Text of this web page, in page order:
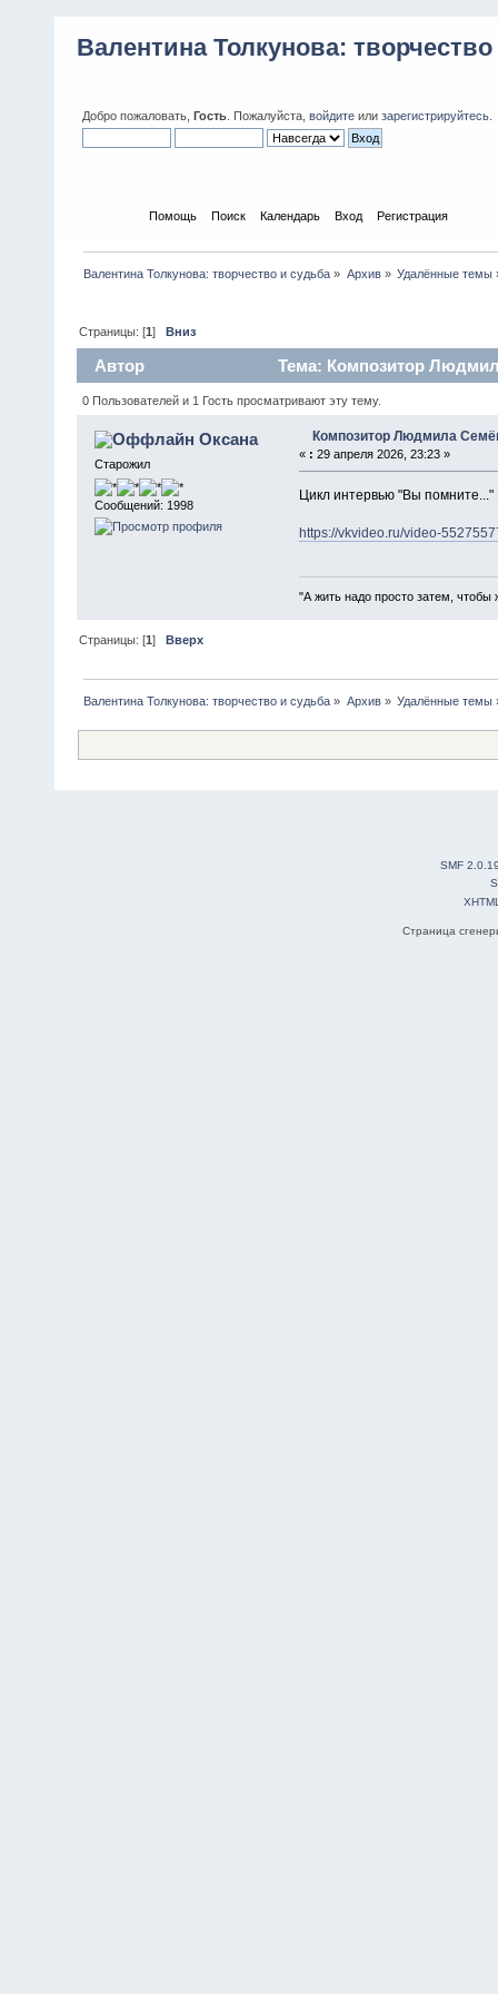
Валентина Толкунова:
Добро пожаловать, Гость . Пожалуйста, войдите или зарегистрируйтесь
Помощь Поиск Календарь Вход Регистрация
Валентина Толкунова: творчество и судьба » Архив» Удалённые темы
Страницы: [1]Вниз
Автор Тема: Композитор
0 Пользователей и 1 Гость просматривают эту тему.
Оксана
Старожил
Сообщений: 1998
Композитор Людмила
« : 29 апреля 2026, 23:23 »
Цикл интервью "Вы
https://vkvideo.ru/video-
"А жить надо просто затем, чтобы
Страницы: [1] Вверх
Валентина Толкунова: творчество и судьба » Архив» Удалённые темы
SMF
Страница